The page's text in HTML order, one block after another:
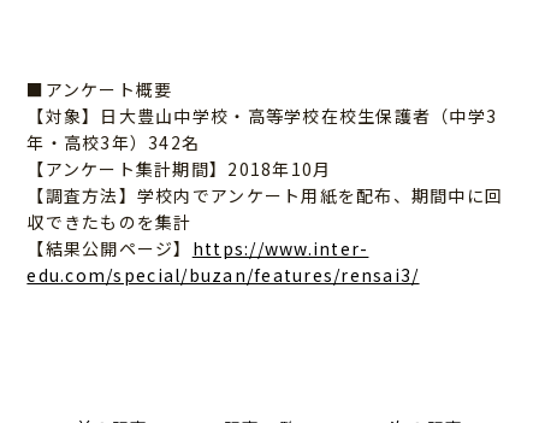
■アンケート概要
【対象】日大豊山中学校・高等学校在校生保護者（中学3
年・高校3年）342名
【アンケート集計期間】2018年10月
【調査方法】学校内でアンケート用紙を配布、期間中に回
収できたものを集計
【結果公開ページ】 https://www.inter-
edu.com/special/buzan/features/rensai3/